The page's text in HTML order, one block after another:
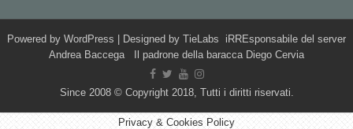
Powered by WordPress | Designed by TieLabs iRREsponsabile del server
Andrea Baccega Il padrone della baracca Diego Cervia
Since 2008 © Copyright 2018, Tutti i diritti riservati.
Privacy & Cookies Policy